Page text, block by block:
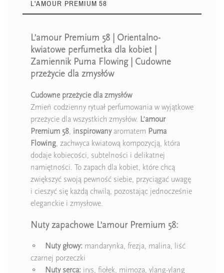
L'AMOUR PREMIUM 58
L’amour Premium 58 | Orientalno-
kwiatowe perfumetka dla kobiet |
Zamiennik Puma Flowing | Cudowne
przeżycie dla zmysłów
Cudowne przeżycie dla zmysłów
Zmień codzienny rytuał perfumowania w wyjątkowe
przeżycie dla wszystkich zmysłów. L’amour
Premium 58, inspirowanyaromatem Puma
Flowing, zachwyca kwiatową kompozycją, która
dodaje kobiecości, subtelności i delikatnej
namiętności. To zapach dla kobiet, które chcą
zwiększyć swoją pewność siebie, przyciągać uwagę
i cieszyć się każdą chwilą, pozostając jednocześnie
eleganckie i zmysłowe.
Nuty zapachowe L’amour Premium 58:
⚬ Nuty głowy: mandarynka, frezja, malina, liść
czarnej porzeczki
⚬
Nuty serca: irys, fiołek, mimoza, ylang-ylang